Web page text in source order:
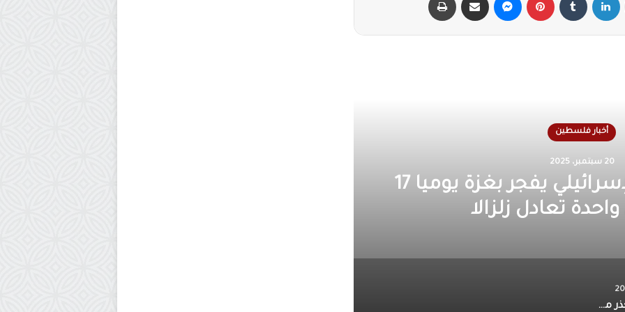
أخبار فلسطين
14 يوليو، 2025
إنسانية في غزة بسبب
الصحي والمعيشي
الأونروا تحذر من كارثة إنسانية في غزة بسبب تدهور الوضع الصحي والمعيشي